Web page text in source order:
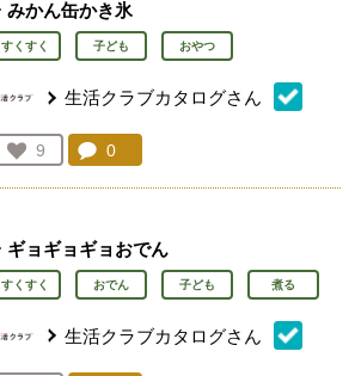
みかん缶かき氷
すくすく 子ども おやつ
生活クラブカタログさん
お気に入り登録：
9
人が登録
コメント：
0
ギョギョギョおでん
すくすく おでん 子ども 煮る
生活クラブカタログさん